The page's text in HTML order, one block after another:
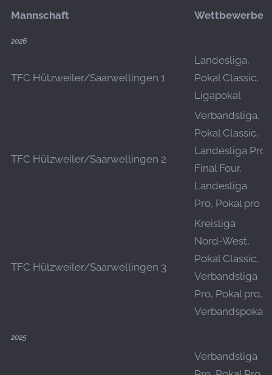
Mannschaft Wettbewerbe
2026
TFC Hülzweiler/Saarwellingen 1
Landesliga,
Pokal Classic,
Ligapokal
TFC Hülzweiler/Saarwellingen 2
Verbandsliga,
Pokal Classic,
Landesliga Pro
Final Four,
Landesliga
Pro, Pokal pro
TFC Hülzweiler/Saarwellingen 3
Kreisliga
Nord-West,
Pokal Classic,
Verbandsliga
Pro, Pokal pro,
Verbandspokal
2025
Verbandsliga